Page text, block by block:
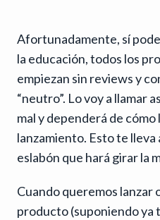
Afortunadamente, sí
la educación, todos los
empiezan sin reviews y
“neutro”. Lo voy a llamar
mal y dependerá de cómo
lanzamiento. Esto te
eslabón que hará girar la
Cuando queremos lanzar
producto (suponiendo ya